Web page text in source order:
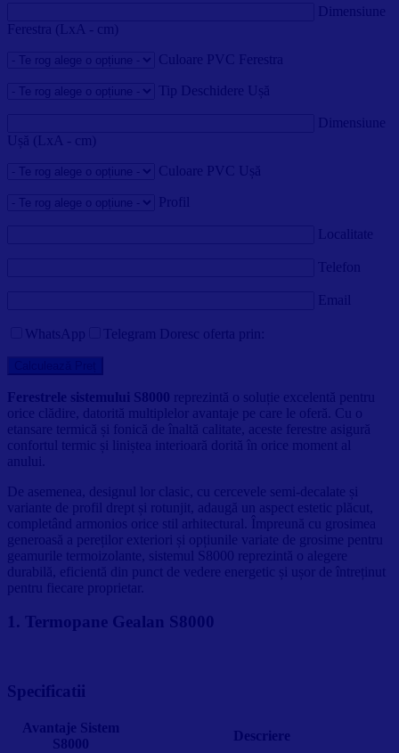
Dimensiune
Ferestra (LxA - cm)
Culoare PVC Ferestra
Tip Deschidere Ușă
Dimensiune
Ușă (LxA - cm)
Culoare PVC Ușă
Profil
Localitate
Telefon
Email
WhatsApp Telegram Doresc oferta prin:
Ferestrele sistemului S8000 reprezintă o soluție excelentă pentru
orice clădire, datorită multiplelor avantaje pe care le oferă. Cu o
etansare termică și fonică de înaltă calitate, aceste ferestre asigură
confortul termic și liniștea interioară dorită în orice moment al
anului.
De asemenea, designul lor clasic, cu cercevele semi-decalate și
variante de profil drept și rotunjit, adaugă un aspect estetic plăcut,
completând armonios orice stil arhitectural. Împreună cu grosimea
generoasă a pereților exteriori și opțiunile variate de grosime pentru
geamurile termoizolante, sistemul S8000 reprezintă o alegere
durabilă, eficientă din punct de vedere energetic și ușor de întreținut
pentru fiecare proprietar.
1. Termopane Gealan S8000
Specificatii
Avantaje Sistem
S8000
Descriere